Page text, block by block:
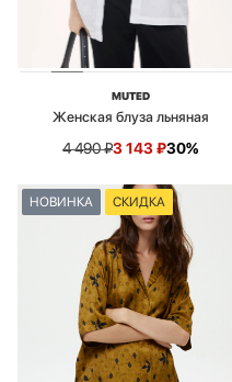
MUTED
Женская блуза льняная
4 490₽3 143₽30%
НОВИНКА СКИДКА